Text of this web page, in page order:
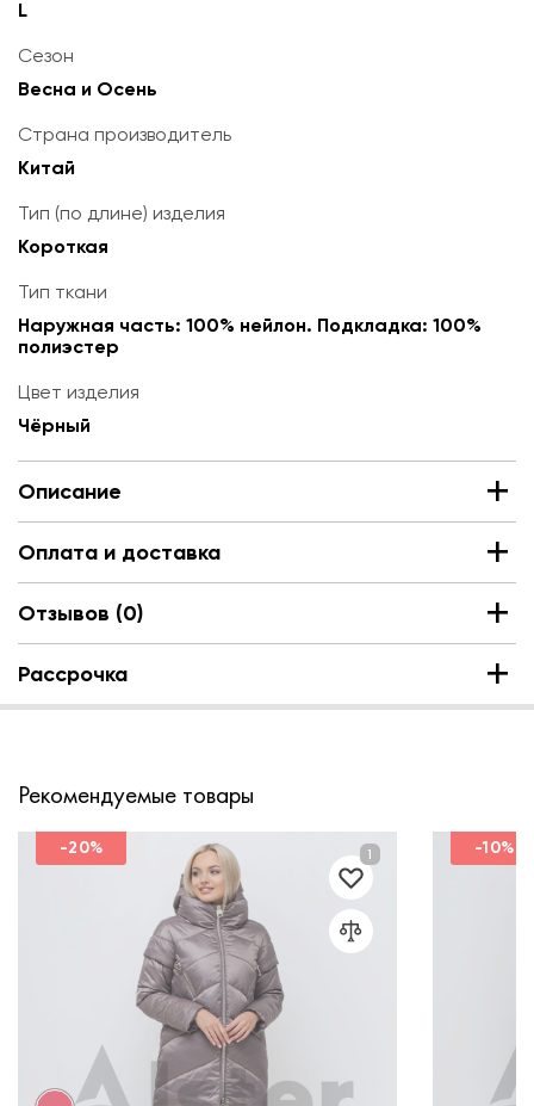
L
Сезон
Весна и Осень
Страна производитель
Китай
Тип (по длине) изделия
Короткая
Тип ткани
Наружная часть: 100% нейлон. Подкладка: 100%
полиэстер
Цвет изделия
Чёрный
Описание
Оплата и доставка
Отзывов (0)
Рассрочка
Рекомендуемые товары
-20% -10%